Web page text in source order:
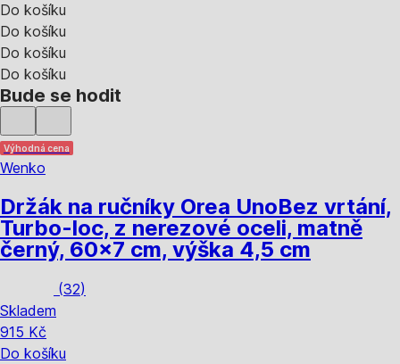
Do košíku
Do košíku
Do košíku
Do košíku
Bude se hodit
Výhodná cena
Wenko
Držák na ručníky Orea UnoBez vrtání,
Turbo-loc, z nerezové oceli, matně
černý, 60x7 cm, výška 4,5 cm
(32)
Skladem
915 Kč
Do košíku